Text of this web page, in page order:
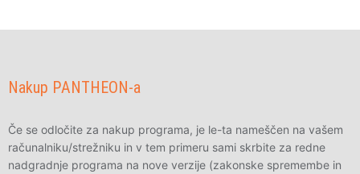
Nakup PANTHEON-a
Če se odločite za nakup programa, je le-ta nameščen na vašem
računalniku/strežniku in v tem primeru sami skrbite za redne
nadgradnje programa na nove verzije (zakonske spremembe in